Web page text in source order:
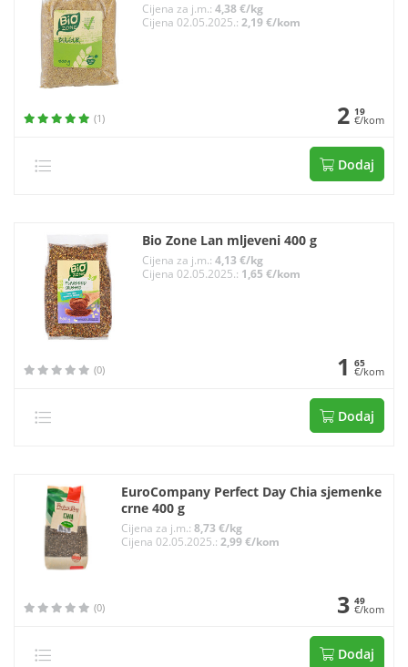
Cijena za j.m.: 4,38 €/kg
Cijena 02.05.2025.: 2,19 €/kom
(1) 2 19
€/kom
Dodaj
Bio Zone Lan mljeveni 400 g
Cijena za j.m.: 4,13 €/kg
Cijena 02.05.2025.: 1,65 €/kom
(0) 1 65
€/kom
Dodaj
EuroCompany Perfect Day Chia sjemenke
crne 400 g
Cijena za j.m.: 8,73 €/kg
Cijena 02.05.2025.: 2,99 €/kom
(0) 3 49
€/kom
Dodaj